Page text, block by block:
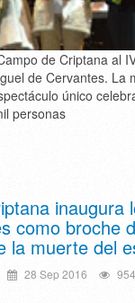
de Criptana al
de Cervantes. La
único
personas
inaugura
como broche
la muerte del
28 Sep 2016